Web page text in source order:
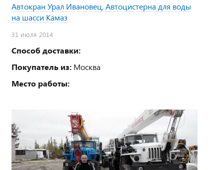
Автокран Урал Ивановец, Автоцистерна для воды
на шасси Камаз
31 июля 2014
Способ доставки:
Покупатель из: Москва
Место работы: